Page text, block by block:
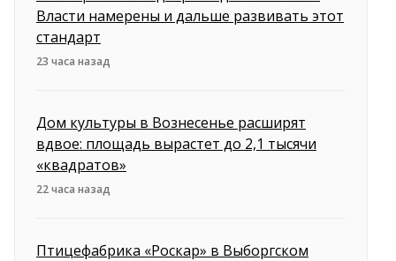
Власти намерены и дальше развивать этот
стандарт
23 часа назад
Дом культуры в Вознесенье расширят
вдвое: площадь вырастет до 2,1 тысячи
«квадратов»
22 часа назад
Птицефабрика «Роскар» в Выборгском